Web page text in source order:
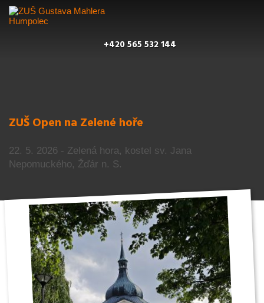
+420 565 532 144
ZUŠ Open na Zelené hoře
22. 5. 2026 - Zelená hora, kostel sv. Jana
Nepomuckého, Žďár n. S.